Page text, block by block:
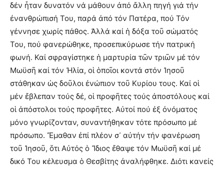
δέν ἦταν δυνατόν νά μάθουν ἀπό ἄλλη πηγή γιά τήν
ἐνανθρώπισή Του, παρά ἀπό τόν Πατέρα, πού Τόν
γέννησε χωρίς πάθος. Ἀλλά καί ἡ δόξα τοῦ σώματός
Του, πού φανερώθηκε, προσεπικύρωσε τήν πατρική
φωνή. Καί σφραγίστηκε ἡ μαρτυρία τῶν τριῶν μέ τόν
Μωϋσῆ καί τόν Ἠλία, οἱ ὁποῖοι κοντά στόν Ἰησοῦ
στάθηκαν ὡς δοῦλοι ἐνώπιον τοῦ Κυρίου τους. Καί οἱ
μέν ἔβλεπαν τούς δέ, οἱ προφῆτες τούς ἀποστόλους καί
οἱ ἀπόστολοι τούς προφῆτες. Αὐτοί πού ἐξ ὀνόματος
μόνο γνωρίζονταν, συναντήθηκαν τότε πρόσωπο μέ
πρόσωπο. Ἔμαθαν ἐπί πλέον σ᾽ αὐτήν τήν φανέρωση
τοῦ Ἰησοῦ, ὅτι Αὐτός ὁ Ἴδιος ἔθαψε τόν Μωϋσῆ καί μέ
δικό Του κέλευσμα ὁ Θεσβίτης ἀναλήφθηκε. Διότι κανείς